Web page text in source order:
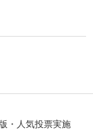
・人気投票実施